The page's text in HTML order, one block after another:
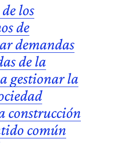
los
de
demandas
de la
gestionar la
construcción
común